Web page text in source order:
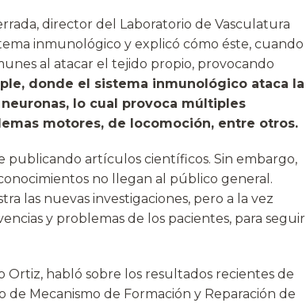
director del Laboratorio de Vasculatura
inmunológico y explicó cómo éste, cuando
al atacar el tejido propio, provocando
donde el sistema inmunológico ataca la
lo cual provoca múltiples
motores, de locomoción, entre otros.
publicando artículos científicos. Sin embargo,
no llegan al público general.
las nuevas investigaciones, pero a la vez
y problemas de los pacientes, para seguir
Ortiz, habló sobre los resultados recientes de
Mecanismo de Formación y Reparación de